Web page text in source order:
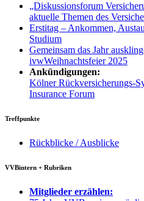
„Diskussionsforum
aktuelle Themen des
Erstitag – Ankommen,
Studium
Gemeinsam das Jahr
ivwWeihnachtsfeier 2025
Ankündigungen:
Kölner Rückversicherungs-
Insurance Forum
Treffpunkte
Rückblicke / Ausblicke
VVBintern + Rubriken
Mitglieder erzählen: